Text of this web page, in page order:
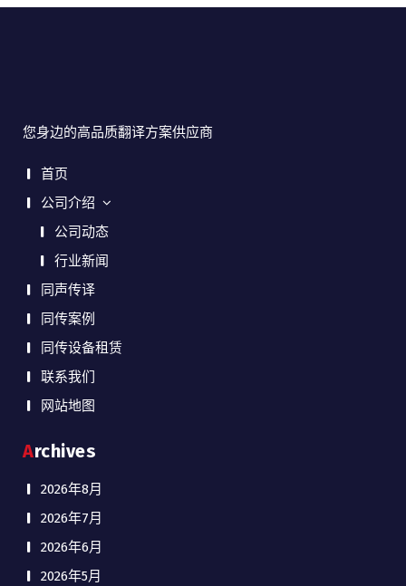
您身边的高品质翻译方案供应商
首页
公司介绍
公司动态
行业新闻
同声传译
同传案例
同传设备租赁
联系我们
网站地图
Archives
2026年8月
2026年7月
2026年6月
2026年5月